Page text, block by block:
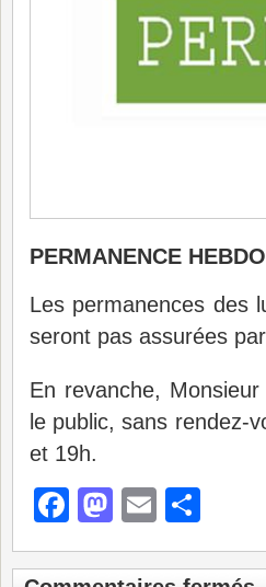
PERMANENCE
Les permanences des
seront pas assurées
En revanche,
le public, sans rendez-
et 19h.
Facebook
Mastodon
Email